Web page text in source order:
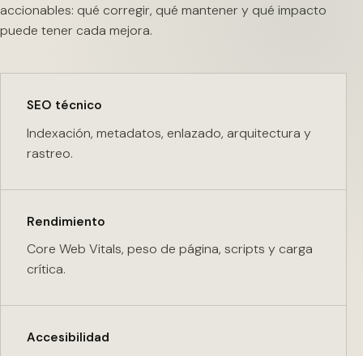
accionables: qué corregir, qué mantener y qué impacto
puede tener cada mejora.
SEO técnico
Indexación, metadatos, enlazado, arquitectura y
rastreo.
Rendimiento
Core Web Vitals, peso de página, scripts y carga
crítica.
Accesibilidad